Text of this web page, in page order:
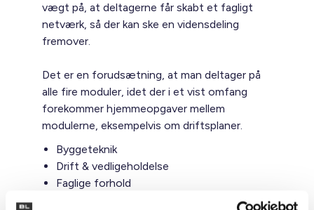
vægt på, at deltagerne får skabt et fagligt
netværk, så der kan ske en vidensdeling
fremover.
Det er en forudsætning, at man deltager på
alle fire moduler, idet der i et vist omfang
forekommer hjemmeopgaver mellem
modulerne, eksempelvis om driftsplaner.
Byggeteknik
Drift & vedligeholdelse
Faglige forhold